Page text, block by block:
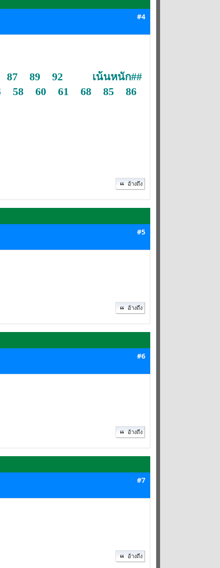
#4
89 92 เน้นหนัก##
58 60 61 68 85 86
อ้างถึง
#5
อ้างถึง
#6
อ้างถึง
#7
อ้างถึง